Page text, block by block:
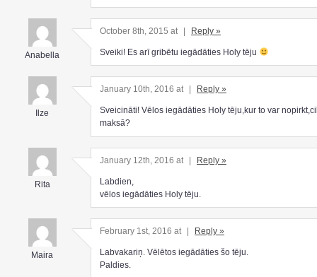
Anabella
October 8th, 2015 at | Reply »
Sveiki! Es arī gribētu iegādāties Holy tēju
Ilze
January 10th, 2016 at Reply »
Sveicināti! Vēlos iegādāties Holy tēju,kur to var
maksā?
Rita
January 12th, 2016 at | Reply »
Labdien,
vēlos iegādāties Holy tēju.
Maira
February 1st, 2016 at Reply »
Labvakariņ. Vēlētos iegādāties šo tēju.
Paldies.